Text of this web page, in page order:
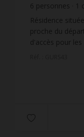
6 personnes 1
salle de bain
Résidence
proche du
d'accès pour